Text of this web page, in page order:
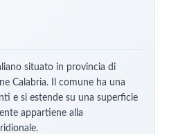
situato in provincia di
Calabria. Il comune ha una
e si estende su una superficie
appartiene alla